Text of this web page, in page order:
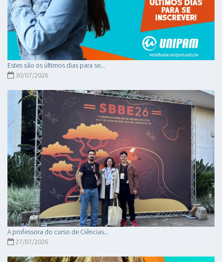
Estes são os últimos dias para se...
30/07/2026
A professora do curso de Ciências...
27/07/2026